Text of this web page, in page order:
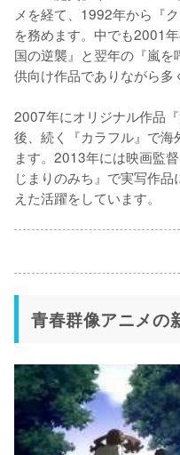
メを経て、1992年から『
を務めます。中でも2001
国の逆襲』と翌年の『嵐
供向け作品でありながら多
2007年にオリジナル作品
後、続く『カラフル』で海
ます。2013年には映画監
じまりのみち』で実写作
えた活躍をしています。
青春群像アニメの